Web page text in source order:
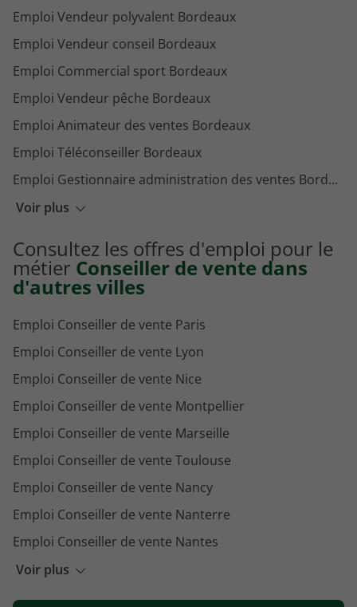
Voir plus
Emploi Vendeur polyvalent Bordeaux
Emploi Vendeur conseil Bordeaux
Emploi Commercial sport Bordeaux
Emploi Vendeur pêche Bordeaux
Emploi Animateur des ventes Bordeaux
Emploi Téléconseiller Bordeaux
Emploi Gestionnaire administration des ventes Bordeaux
Emploi Vendeur instruments musique Bordeaux
Emploi Conseiller clientèle à distance Bordeaux
Consultez les offres d'emploi pour le
métier Conseiller de vente dans
d'autres villes
Voir plus
Emploi Conseiller de vente Paris
Emploi Conseiller de vente Lyon
Emploi Conseiller de vente Nice
Emploi Conseiller de vente Montpellier
Emploi Conseiller de vente Marseille
Emploi Conseiller de vente Toulouse
Emploi Conseiller de vente Nancy
Emploi Conseiller de vente Nanterre
Emploi Conseiller de vente Nantes
Emploi Conseiller de vente Strasbourg
Emploi Conseiller de vente Annecy